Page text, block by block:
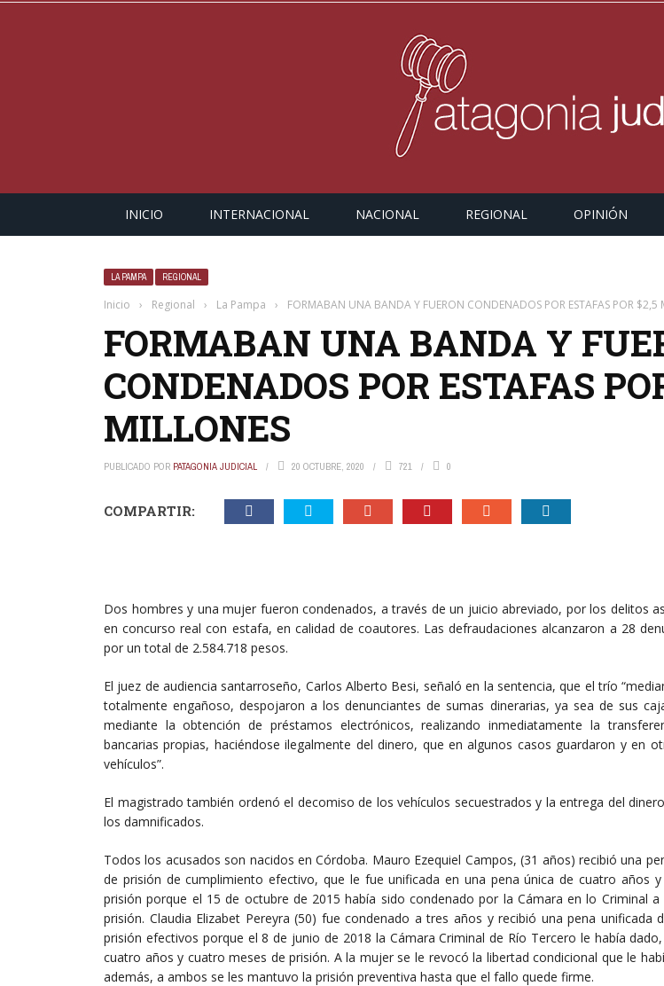
INICIO INTERNACIONAL NACIONAL REGIONAL OPINIÓN
LA PAMPA REGIONAL
Inicio › Regional › La Pampa › FORMABAN UNA BANDA Y FUERON CONDENADOS POR ESTAFAS POR $2,5
FORMABAN UNA BANDA Y
CONDENADOS POR ESTAFAS
MILLONES
PUBLICADO POR PATAGONIA JUDICIAL 20 OCTUBRE, 2020 721 0
COMPARTIR:
Dos hombres y una mujer fueron condenados, a través de un juicio abreviado, por los delitos
en concurso real con estafa, en calidad de coautores. Las defraudaciones alcanzaron a 28
por un total de 2.584.718 pesos.
El juez de audiencia santarroseño, Carlos Alberto Besi, señaló en la sentencia, que el trío
totalmente engañoso, despojaron a los denunciantes de sumas dinerarias, ya sea de sus
mediante la obtención de préstamos electrónicos, realizando inmediatamente la
bancarias propias, haciéndose ilegalmente del dinero, que en algunos casos guardaron y en
vehículos”.
El magistrado también ordenó el decomiso de los vehículos secuestrados y la entrega del
los damnificados.
Todos los acusados son nacidos en Córdoba. Mauro Ezequiel Campos, (31 años) recibió una
de prisión de cumplimiento efectivo, que le fue unificada en una pena única de cuatro años
prisión porque el 15 de octubre de 2015 había sido condenado por la Cámara en lo Criminal a
prisión. Claudia Elizabet Pereyra (50) fue condenado a tres años y recibió una pena unificada
prisión efectivos porque el 8 de junio de 2018 la Cámara Criminal de Río Tercero le había
cuatro años y cuatro meses de prisión. A la mujer se le revocó la libertad condicional que le
además, a ambos se les mantuvo la prisión preventiva hasta que el fallo quede firme.